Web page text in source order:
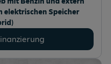
elektrischen Speicher